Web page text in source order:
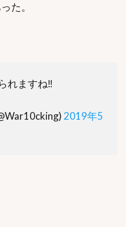
た。
れますね‼️
2019年5